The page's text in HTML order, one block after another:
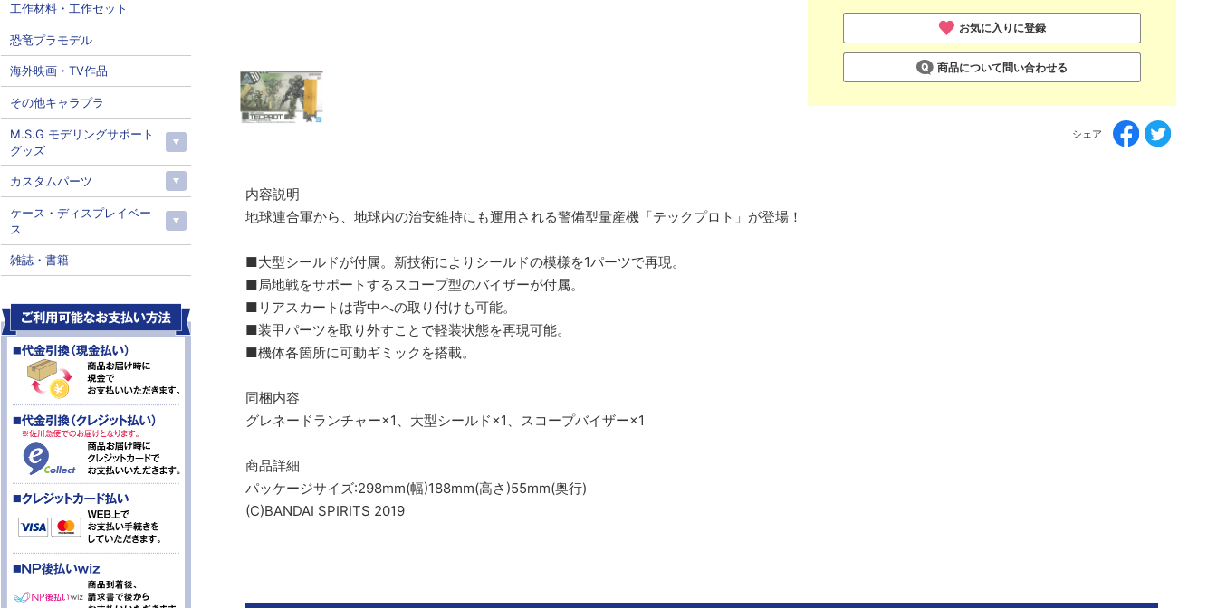
お気に入りに登録
商品について問い合わせる
シェア
内容説明
地球連合軍から、地球内の治安維持にも運用される警備型量産機「テックプロト」が登場！
■大型シールドが付属。新技術によりシールドの模様を1パーツで再現。
■局地戦をサポートするスコープ型のバイザーが付属。
■リアスカートは背中への取り付けも可能。
■装甲パーツを取り外すことで軽装状態を再現可能。
■機体各箇所に可動ギミックを搭載。
同梱内容
グレネードランチャー×1、大型シールド×1、スコープバイザー×1
商品詳細
パッケージサイズ:298mm(幅)188mm(高さ)55mm(奥行)
(C)BANDAI SPIRITS 2019
工作材料・工作セット
恐竜プラモデル
海外映画・TV作品
その他キャラプラ
M.S.G モデリングサポート
グッズ
カスタムパーツ
ケース・ディスプレイベー
ス
雑誌・書籍